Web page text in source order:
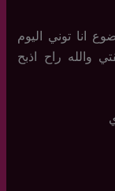
انا توني اليوم
والله راح اذبح